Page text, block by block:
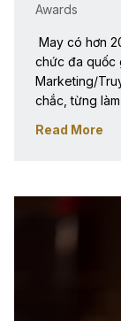
Awards
May có hơn
chức đa quốc
Marketing/
chắc, từng
tầm nhìn của
cầu kinh
thưởng
quốc gia
cách cung
Read More